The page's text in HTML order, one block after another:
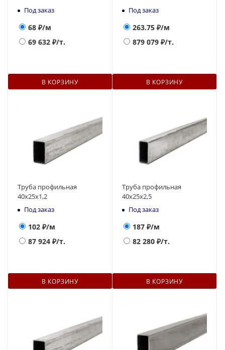
Под заказ
68 ₽/м
69 632 ₽/т.
В КОРЗИНУ
Под заказ
263.75 ₽/м
879 079 ₽/т.
В КОРЗИНУ
Труба профильная
40х25х1,2
Под заказ
102 ₽/м
87 924 ₽/т.
В КОРЗИНУ
Труба профильная
40х25х2,5
Под заказ
187 ₽/м
82 280 ₽/т.
В КОРЗИНУ